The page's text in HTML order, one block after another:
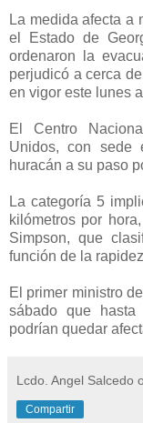
La medida afecta a
el Estado de
ordenaron la
perjudicó a cerca
en vigor este lunes
El Centro
Unidos, con sede
huracán a su paso
La categoría 5
kilómetros por
Simpson, que
función de la
El primer ministro
sábado que hasta
podrían quedar
Lcdo. Angel Salcedo
Compartir